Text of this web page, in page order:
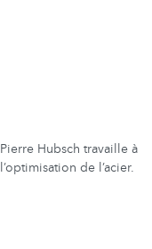
Pierre Hubsch travaille à
l’optimisation de l’acier.